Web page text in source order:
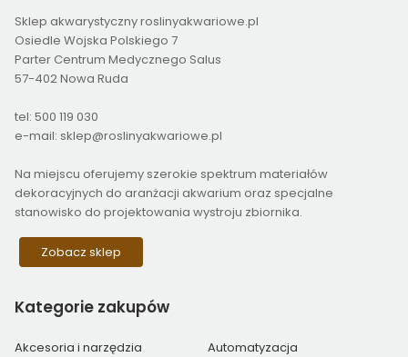
Sklep akwarystyczny roslinyakwariowe.pl
Osiedle Wojska Polskiego 7
Parter Centrum Medycznego Salus
57-402 Nowa Ruda
tel: 500 119 030
e-mail: sklep@roslinyakwariowe.pl
Na miejscu oferujemy szerokie spektrum materiałów
dekoracyjnych do aranżacji akwarium oraz specjalne
stanowisko do projektowania wystroju zbiornika.
Zobacz sklep
Kategorie zakupów
Akcesoria i narzędzia Automatyzacja